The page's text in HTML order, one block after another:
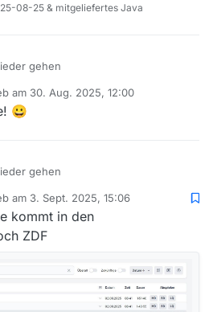
08-25 & mitgeliefertes Java
gehen
am 30. Aug. 2025, 12:00
editiert von
😀
gehen
am 3. Sept. 2025, 15:06
editiert von
kommt in den
ZDF